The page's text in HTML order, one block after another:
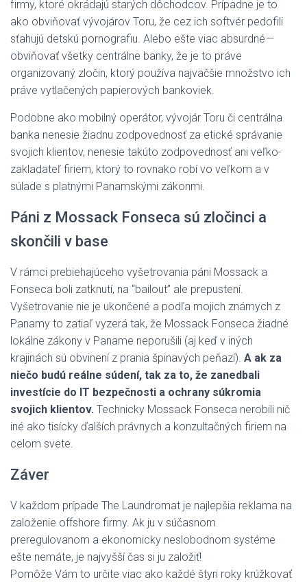
firmy, ktoré okrádajú starých dôchodcov. Prípadne je to
ako obviňovať vývojárov Toru, že cez ich softvér pedofili
sťahujú detskú pornografiu. Alebo ešte viac absurdné —
obviňovať všetky centrálne banky, že je to práve
organizovaný zločin, ktorý používa najväčšie množstvo ich
práve vytlačených papierových bankoviek.
Podobne ako mobilný operátor, vývojár Toru či centrálna
banka nenesie žiadnu zodpovednosť za etické správanie
svojich klientov, nenesie takúto zodpovednosť ani veľko-
zakladateľ firiem, ktorý to rovnako robí vo veľkom a v
súlade s platnými Panamskými zákonmi.
Páni z Mossack Fonseca sú zločinci a
skončili v base
V rámci prebiehajúceho vyšetrovania páni Mossack a
Fonseca boli zatknutí, na “bailout” ale prepustení.
Vyšetrovanie nie je ukončené a podľa mojich známych z
Panamy to zatiaľ vyzerá tak, že Mossack Fonseca žiadné
lokálne zákony v Paname neporušili (aj keď v iných
krajinách sú obvinení z prania špinavých peňazí). A ak za
niečo budú reálne súdení, tak za to, že zanedbali
investície do IT bezpečnosti a ochrany súkromia
svojich klientov. Technicky Mossack Fonseca nerobili nič
iné ako tisícky ďalších právnych a konzultačných firiem na
celom svete.
Záver
V každom prípade The Laundromat je najlepšia reklama na
založenie offshore firmy. Ak ju v súčasnom
preregulovanom a ekonomicky neslobodnom systéme
ešte nemáte, je najvyšší čas si ju založiť!
Pomôže Vám to určite viac ako každé štyri roky krúžkovať